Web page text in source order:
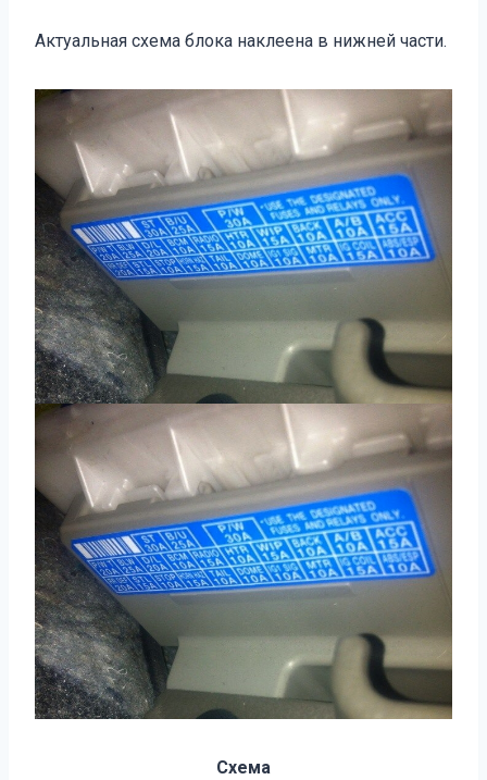
Актуальная схема блока наклеена в нижней части.
Схема